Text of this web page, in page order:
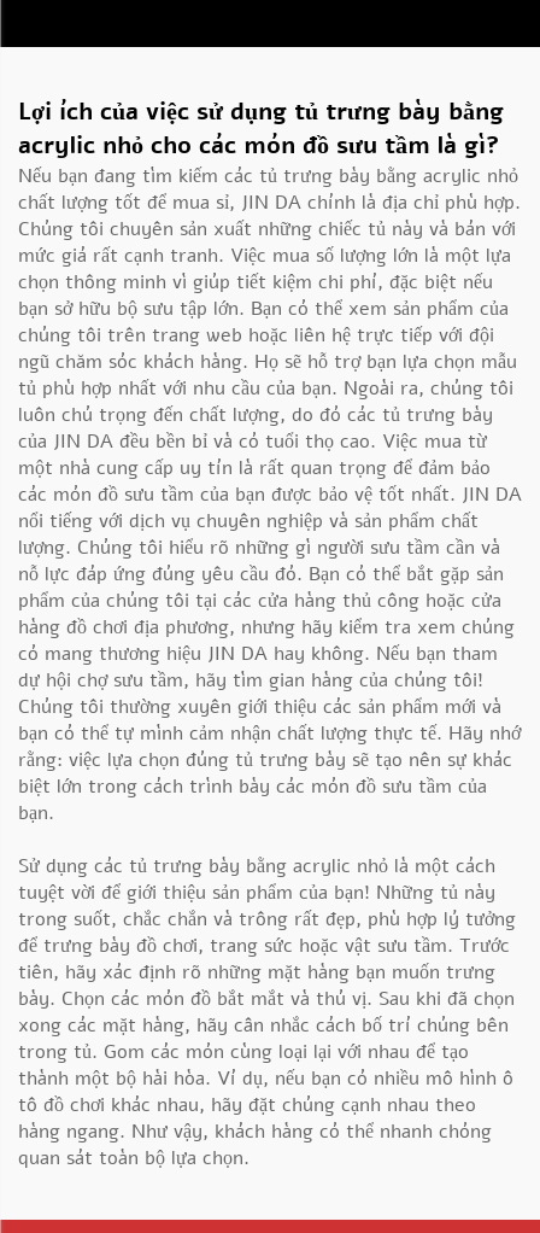
Lợi ích của việc sử dụng tủ trưng bày bằng
acrylic nhỏ cho các món đồ sưu tầm là gì?
Nếu bạn đang tìm kiếm các tủ trưng bày bằng acrylic nhỏ
chất lượng tốt để mua sỉ, JIN DA chính là địa chỉ phù hợp.
Chúng tôi chuyên sản xuất những chiếc tủ này và bán với
mức giá rất cạnh tranh. Việc mua số lượng lớn là một lựa
chọn thông minh vì giúp tiết kiệm chi phí, đặc biệt nếu
bạn sở hữu bộ sưu tập lớn. Bạn có thể xem sản phẩm của
chúng tôi trên trang web hoặc liên hệ trực tiếp với đội
ngũ chăm sóc khách hàng. Họ sẽ hỗ trợ bạn lựa chọn mẫu
tủ phù hợp nhất với nhu cầu của bạn. Ngoài ra, chúng tôi
luôn chú trọng đến chất lượng, do đó các tủ trưng bày
của JIN DA đều bền bỉ và có tuổi thọ cao. Việc mua từ
một nhà cung cấp uy tín là rất quan trọng để đảm bảo
các món đồ sưu tầm của bạn được bảo vệ tốt nhất. JIN DA
nổi tiếng với dịch vụ chuyên nghiệp và sản phẩm chất
lượng. Chúng tôi hiểu rõ những gì người sưu tầm cần và
nỗ lực đáp ứng đúng yêu cầu đó. Bạn có thể bắt gặp sản
phẩm của chúng tôi tại các cửa hàng thủ công hoặc cửa
hàng đồ chơi địa phương, nhưng hãy kiểm tra xem chúng
có mang thương hiệu JIN DA hay không. Nếu bạn tham
dự hội chợ sưu tầm, hãy tìm gian hàng của chúng tôi!
Chúng tôi thường xuyên giới thiệu các sản phẩm mới và
bạn có thể tự mình cảm nhận chất lượng thực tế. Hãy nhớ
rằng: việc lựa chọn đúng tủ trưng bày sẽ tạo nên sự khác
biệt lớn trong cách trình bày các món đồ sưu tầm của
bạn.
Sử dụng các tủ trưng bày bằng acrylic nhỏ là một cách
tuyệt vời để giới thiệu sản phẩm của bạn! Những tủ này
trong suốt, chắc chắn và trông rất đẹp, phù hợp lý tưởng
để trưng bày đồ chơi, trang sức hoặc vật sưu tầm. Trước
tiên, hãy xác định rõ những mặt hàng bạn muốn trưng
bày. Chọn các món đồ bắt mắt và thú vị. Sau khi đã chọn
xong các mặt hàng, hãy cân nhắc cách bố trí chúng bên
trong tủ. Gom các món cùng loại lại với nhau để tạo
thành một bộ hài hòa. Ví dụ, nếu bạn có nhiều mô hình ô
tô đồ chơi khác nhau, hãy đặt chúng cạnh nhau theo
hàng ngang. Như vậy, khách hàng có thể nhanh chóng
quan sát toàn bộ lựa chọn.